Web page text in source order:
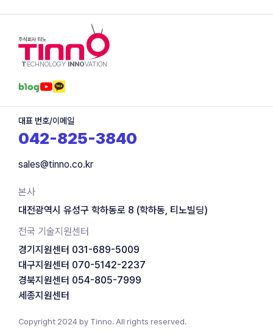
TECHNOLOGY INNOVATION
대표 번호/이메일
042-825-3840
sales@tinno.co.kr
본사
대전광역시 유성구 학하동로 8 (학하동, 티노빌딩)
전국 기술지원센터
경기지원센터 031-689-5009
대구지원센터 070-5142-2237
경북지원센터 054-805-7999
세종지원센터
Copyright 2024 by Tinno. All rights reserved.